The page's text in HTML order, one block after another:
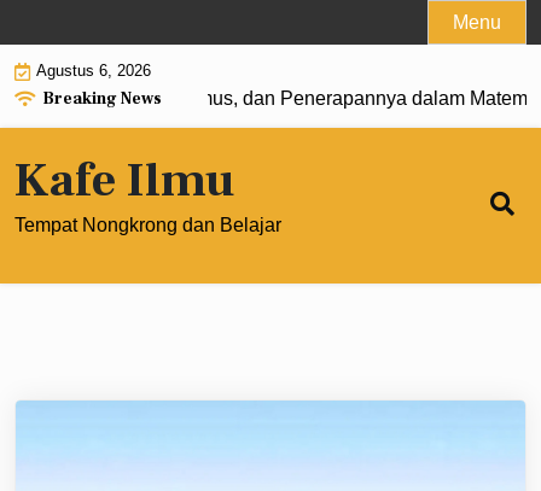
to
content
Menu
Agustus 6, 2026
Breaking News
Pengertian, Rumus, dan Penerapannya dalam Matematika
Kafe Ilmu
Tempat Nongkrong dan Belajar